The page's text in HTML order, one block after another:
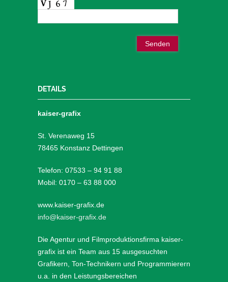
DETAILS
kaiser-grafix
St. Verenaweg 15
78465 Konstanz Dettingen
Telefon: 07533 – 94 91 88
Mobil: 0170 – 63 88 000
www.kaiser-grafix.de
info@kaiser-grafix.de
Die Agentur und Filmproduktionsfirma kaiser-
grafix ist ein Team aus 15 ausgesuchten
Grafikern, Ton-Technikern und Programmierern
u.a. in den Leistungsbereichen